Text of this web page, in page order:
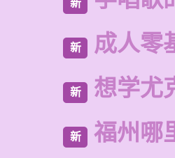
新
新 成人零
新 想学尤
新 福州哪